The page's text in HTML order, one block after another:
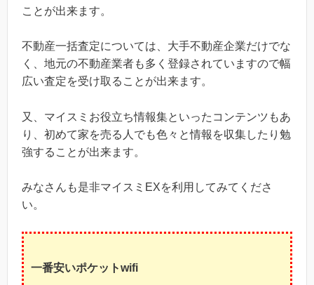
ことが出来ます。
不動産一括査定については、大手不動産企業だけでな
く、地元の不動産業者も多く登録されていますので幅
広い査定を受け取ることが出来ます。
又、マイスミお役立ち情報集といったコンテンツもあ
り、初めて家を売る人でも色々と情報を収集したり勉
強することが出来ます。
みなさんも是非マイスミEXを利用してみてくださ
い。
一番安いポケットwifi